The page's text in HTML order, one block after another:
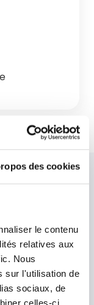
des cookies
le contenu
relatives aux
Nous
sur l'utilisation de
sociaux, de
celles-ci
en
boîte de